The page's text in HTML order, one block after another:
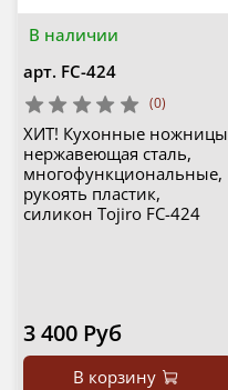
В наличии
арт. FC-424
(0)
ХИТ! Кухонные ножницы
нержавеющая сталь,
многофункциональные,
рукоять пластик,
силикон Tojiro FC-424
3 400 Руб
В корзину